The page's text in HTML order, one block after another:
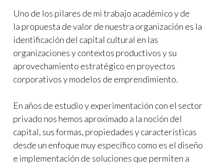
Uno de los pilares de mi trabajo académico y de
la propuesta de valor de nuestra organización es la
identificación del capital cultural en las
organizaciones y contextos productivos y su
aprovechamiento estratégico en proyectos
corporativos y modelos de emprendimiento.
En años de estudio y experimentación con el sector
privado nos hemos aproximado a la noción del
capital, sus formas, propiedades y características
desde un enfoque muy específico como es el diseño
e implementación de soluciones que permiten a